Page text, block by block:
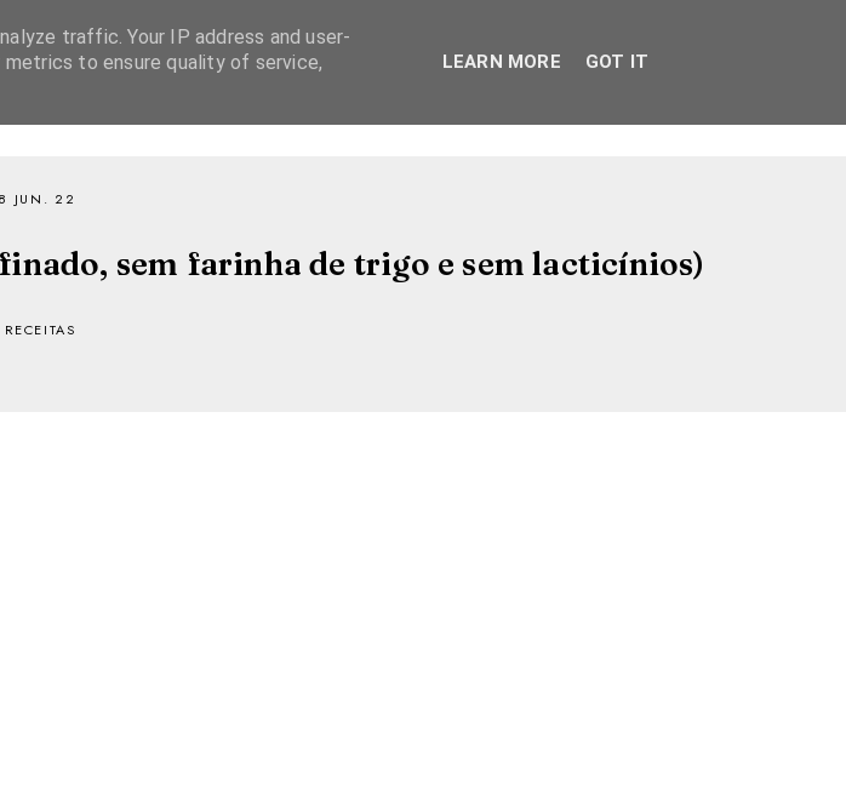
JUN. 22
sem farinha de trigo e sem lacticínios)
RECEITAS
traffic. Your IP address and user-
to ensure quality of service,
LEARN MORE GOT IT